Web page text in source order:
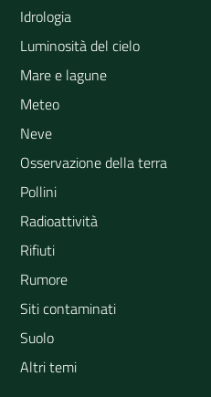
Idrologia
Luminosità del cielo
Mare e lagune
Meteo
Neve
Osservazione della terra
Pollini
Radioattività
Rifiuti
Rumore
Siti contaminati
Suolo
Altri temi